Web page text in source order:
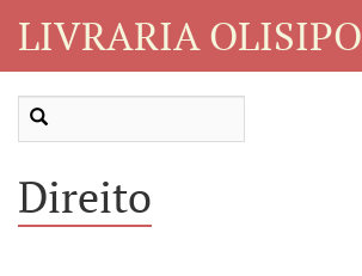
LIVRARIA OLISIPO
Direito